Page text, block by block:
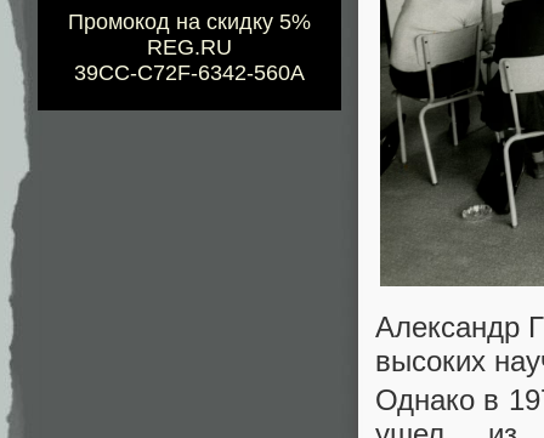
Промокод на скидку 5%
REG.RU
39CC-C72F-6342-560A
Александр
высоких
Однако в